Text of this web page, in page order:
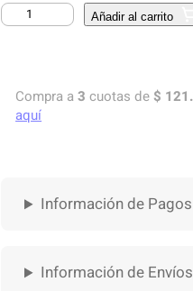
C
O
Añadir al carrito
Compra a3 cuotas de $
aquí
Información de Pagos
Información de Envíos